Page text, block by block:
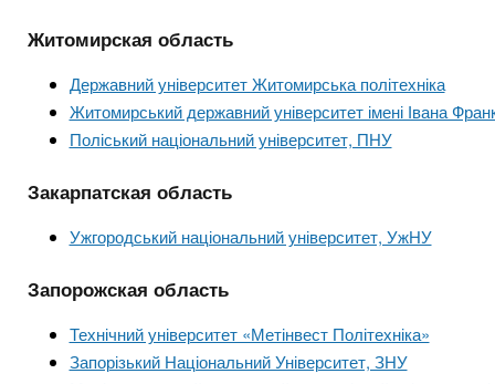
Житомирская область
Державний університет Житомирська політехніка
Житомирський державний університет імені Івана
Поліський національний університет, ПНУ
Закарпатская область
Ужгородський національний університет, УжНУ
Запорожская область
Технічний університет «Метінвест Політехніка»
Запорізький Національний Університет, ЗНУ